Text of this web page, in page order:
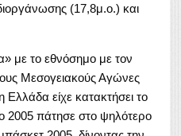
(17,8μ.ο.) και
με το εθνόσημο με τον
Μεσογειακούς Αγώνες
Ελλάδα είχε κατακτήσει το
2005 πάτησε στο ψηλότερο